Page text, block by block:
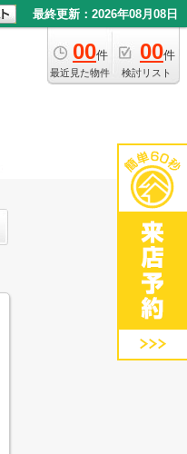
最終更新：2026年08月08日
00件
最近見た物件
00件
検討リスト